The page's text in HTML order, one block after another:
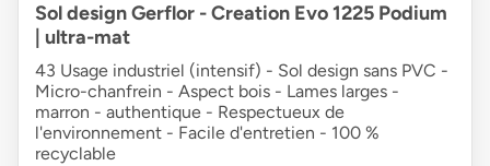
Sol design Gerflor - Creation Evo 1225 Podium
| ultra-mat
43 Usage industriel (intensif) - Sol design sans PVC -
Micro-chanfrein - Aspect bois - Lames larges -
marron - authentique - Respectueux de
l'environnement - Facile d'entretien - 100 %
recyclable